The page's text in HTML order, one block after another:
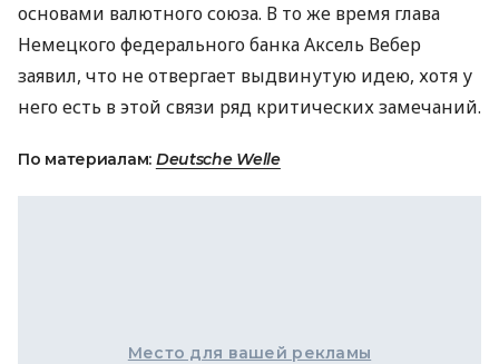
основами валютного союза. В то же время глава
Немецкого федерального банка Аксель Вебер
заявил, что не отвергает выдвинутую идею, хотя у
него есть в этой связи ряд критических замечаний.
По материалам: Deutsche Welle
Место для вашей рекламы